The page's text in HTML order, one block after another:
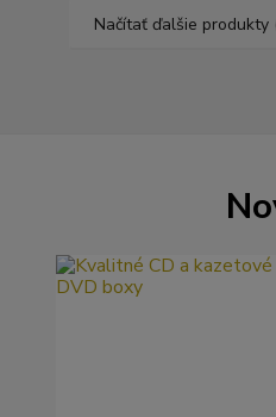
Načítať ďalšie produkty